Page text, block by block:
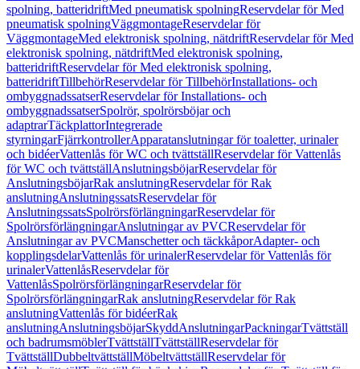
spolning, batteridriftMed pneumatisk spolningReservdelar för Med
pneumatisk spolningVäggmontageReservdelar för
VäggmontageMed elektronisk spolning, nätdriftReservdelar för Med
elektronisk spolning, nätdriftMed elektronisk spolning,
batteridriftReservdelar för Med elektronisk spolning,
batteridriftTillbehörReservdelar för TillbehörInstallations- och
ombyggnadssatserReservdelar för Installations- och
ombyggnadssatserSpolrör, spolrörsböjar och
adaptrarTäckplattorIntegrerade
styrningarFjärrkontrollerApparatanslutningar för toaletter, urinaler
och bidéerVattenlås för WC och tvättställReservdelar för Vattenlås
för WC och tvättställAnslutningsböjarReservdelar för
AnslutningsböjarRak anslutningReservdelar för Rak
anslutningAnslutningssatsReservdelar för
AnslutningssatsSpolrörsförlängningarReservdelar för
SpolrörsförlängningarAnslutningar av PVCReservdelar för
Anslutningar av PVCManschetter och täckkåporAdapter- och
kopplingsdelarVattenlås för urinalerReservdelar för Vattenlås för
urinalerVattenlåsReservdelar för
VattenlåsSpolrörsförlängningarReservdelar för
SpolrörsförlängningarRak anslutningReservdelar för Rak
anslutningVattenlås för bidéerRak
anslutningAnslutningsböjarSkyddAnslutningarPackningarTvättställ
och badrumsmöblerTvättställTvättställReservdelar för
TvättställDubbeltvättställMöbeltvättställReservdelar för